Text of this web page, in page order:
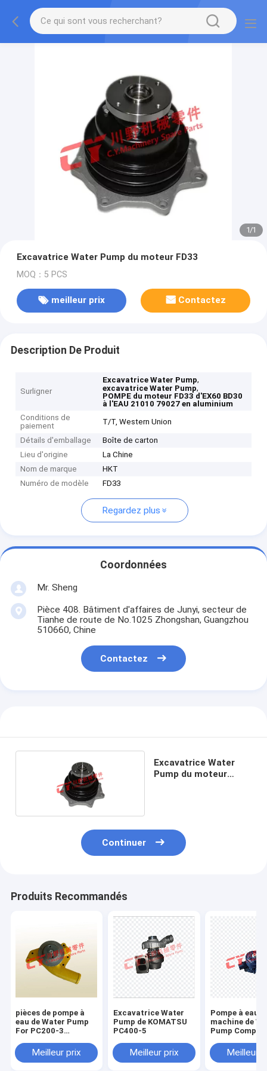
1/1
Excavatrice Water Pump du moteur FD33
MOQ：5 PCS
meilleur prix Contactez
Description De Produit
Surligner
Excavatrice Water Pump,
excavatrice Water Pump,
POMPE du moteur FD33 d'EX60 BD30
à l'EAU 21010 79027 en aluminium
Conditions de
paiement
T/T, Western Union
Détails d'emballage
Boîte de carton
Lieu d'origine
La Chine
Nom de marque
HKT
Numéro de modèle
FD33
Regardez plus
Coordonnées
Mr. Sheng
Pièce 408. Bâtiment d'affaires de Junyi, secteur de
Tianhe de route de No.1025 Zhongshan, Guangzhou
510660, Chine
Contactez
Excavatrice Water
Pump du moteur
Continuer
Produits Recommandés
pièces de pompe à
eau de Water Pump
For PC200-3
l'excavatrice 6D105
Meilleur prix
Excavatrice Water
Pump de KOMATSU
PC400-5
Meilleur prix
Pompe à eau
machine de
Pump
R200-5
Hyundai
Meilleur